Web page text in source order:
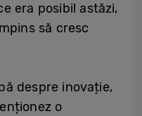
era posibil astăzi,
să cresc
despre inovație,
o